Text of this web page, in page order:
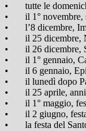
• tutte le
• il 1° novembre,
• l’8 dicembre,
• il 25 dicembre,
• il 26 dicembre,
• il 1° gennaio,
• il 6 gennaio,
• il lunedì dopo
• il 25 aprile,
• il 1° maggio,
• il 2 giugno, festa
• la festa del